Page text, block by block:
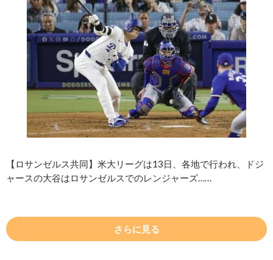
【ロサンゼルス共同】米大リーグは13日、各地で行われ、ドジ
ャースの大谷はロサンゼルスでのレンジャーズ……
さらに見る